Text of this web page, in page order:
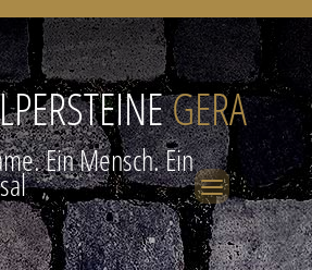
GERA
Ein Mensch. Ein